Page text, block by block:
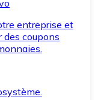
entreprise et
coupons